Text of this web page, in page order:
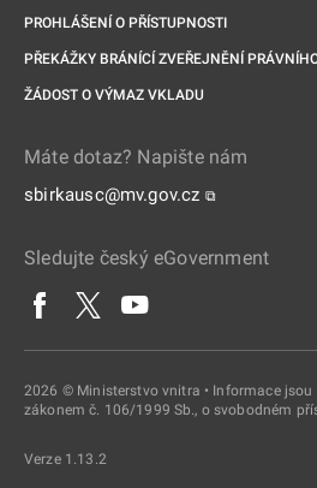
PROHLÁŠENÍ O PŘÍSTUPNOSTI
PŘEKÁŽKY BRÁNÍCÍ ZVEŘEJNĚNÍ
ŽÁDOST O VÝMAZ VKLADU
Máte dotaz? Napište nám
sbirkausc@mv.gov.cz ⧉
Sledujte český eGovernment
2026 © Ministerstvo vnitra • Informace
zákonem č. 106/1999 Sb., o svobodném
Verze 1.13.2